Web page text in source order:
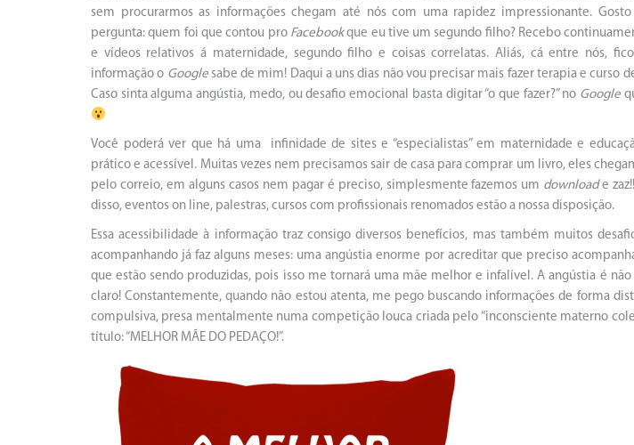
sem procurarmos as informações chegam até nós com uma rapidez impressionante.
pergunta: quem foi que contou pro Facebookque eu tive um segundo filho? Recebo
e vídeos relativos á maternidade, segundo filho e coisas correlatas. Aliás, cá entre nós,
informação o Googlesabe de mim! Daqui a uns dias não vou precisar mais fazer terapia e curso
Caso sinta alguma angústia, medo, ou desafio emocional basta digitar “o que fazer?” no Google
Você poderá ver que há uma infinidade de sites e “especialistas” em maternidade e
prático e acessível. Muitas vezes nem precisamos sair de casa para comprar um livro, eles
pelo correio, em alguns casos nem pagar é preciso, simplesmente fazemos um downloade
disso, eventos on line, palestras, cursos com profissionais renomados estão a nossa disposição.
Essa acessibilidade à informação traz consigo diversos benefícios, mas também muitos
acompanhando já faz alguns meses: uma angústia enorme por acreditar que preciso
que estão sendo produzidas, pois isso me tornará uma mãe melhor e infalível. A angústia é não
claro! Constantemente, quando não estou atenta, me pego buscando informações de forma
compulsiva, presa mentalmente numa competição louca criada pelo “inconsciente materno
título: “MELHOR MÃE DO PEDAÇO!”.